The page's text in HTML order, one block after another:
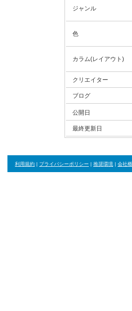
ジャンル
色
カラム(レイアウト)
クリエイター
ブログ
公開日
最終更新日
利用規約 | プライバシーポリシー | 推奨環境 | 会社